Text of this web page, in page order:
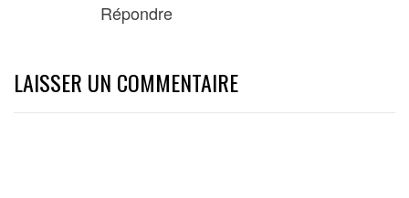
Répondre
LAISSER UN COMMENTAIRE